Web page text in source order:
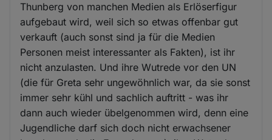
Thunberg von manchen Medien als Erlöserfigur
aufgebaut wird, weil sich so etwas offenbar gut
verkauft (auch sonst sind ja für die Medien
Personen meist interessanter als Fakten), ist ihr
nicht anzulasten. Und ihre Wutrede vor den UN
(die für Greta sehr ungewöhnlich war, da sie sonst
immer sehr kühl und sachlich auftritt - was ihr
dann auch wieder übelgenommen wird, denn eine
Jugendliche darf sich doch nicht erwachsener